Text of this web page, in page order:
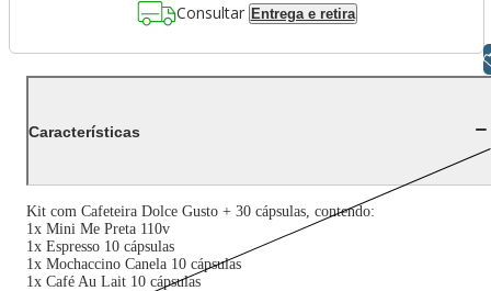
Consultar Entrega e retira
Características
Kit com Cafeteira Dolce Gusto + 30 cápsulas, contendo:
1x Mini Me Preta 110v
1x Espresso 10 cápsulas
1x Mochaccino Canela 10 cápsulas
1x Café Au Lait 10 cápsulas
Libras